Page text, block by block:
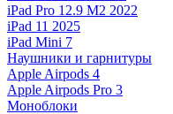
iPad Pro 12.9 M2 2022
iPad 11 2025
iPad Mini 7
Наушники и гарнитуры
Apple Airpods 4
Apple Airpods Pro 3
Моноблоки